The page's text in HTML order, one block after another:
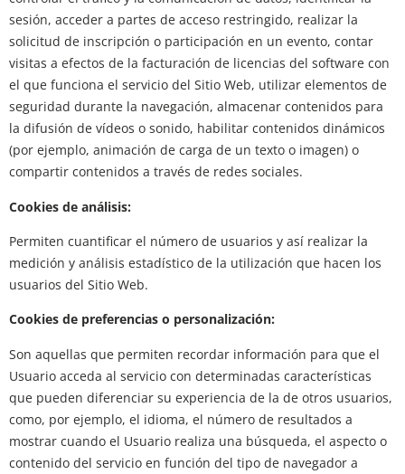
sesión, acceder a partes de acceso restringido, realizar la
solicitud de inscripción o participación en un evento, contar
visitas a efectos de la facturación de licencias del software con
el que funciona el servicio del Sitio Web, utilizar elementos de
seguridad durante la navegación, almacenar contenidos para
la difusión de vídeos o sonido, habilitar contenidos dinámicos
(por ejemplo, animación de carga de un texto o imagen) o
compartir contenidos a través de redes sociales.
Cookies de análisis:
Permiten cuantificar el número de usuarios y así realizar la
medición y análisis estadístico de la utilización que hacen los
usuarios del Sitio Web.
Cookies de preferencias o personalización:
Son aquellas que permiten recordar información para que el
Usuario acceda al servicio con determinadas características
que pueden diferenciar su experiencia de la de otros usuarios,
como, por ejemplo, el idioma, el número de resultados a
mostrar cuando el Usuario realiza una búsqueda, el aspecto o
contenido del servicio en función del tipo de navegador a